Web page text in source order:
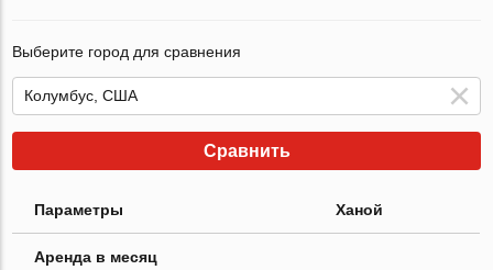
Выберите город для сравнения
Сравнить
Параметры Ханой
Аренда в месяц